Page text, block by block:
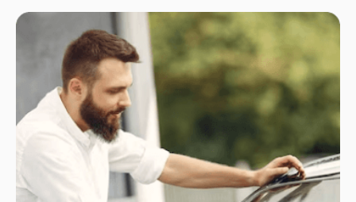
Fahrzeugscheiben. Wir verwenden
ausschließlich hochwertiges Autoglas, das
speziell für Ihr Fahrzeugmodell geeignet ist, um
optimale Sicht und Sicherheit zu garantieren.